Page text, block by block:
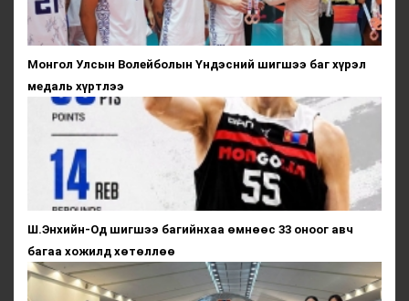
Монгол Улсын Волейболын Үндэсний шигшээ баг хүрэл
медаль хүртлээ
Ш.Энхийн-Од шигшээ багийнхаа өмнөөс 33 оноог авч
багаа хожилд хөтөллөө